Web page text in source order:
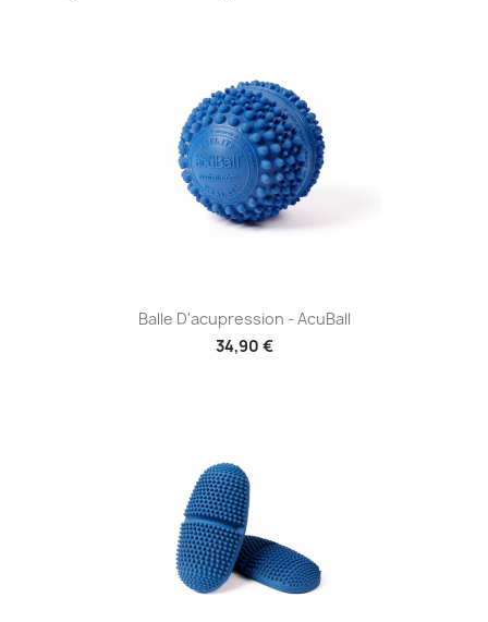
Balle D'acupression - AcuBall
34,90 €